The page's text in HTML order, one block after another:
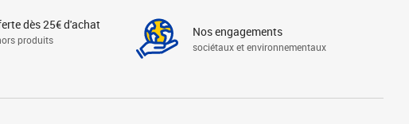
dès 25€ d'achat
produits
Nos engagements
sociétaux et environnementaux